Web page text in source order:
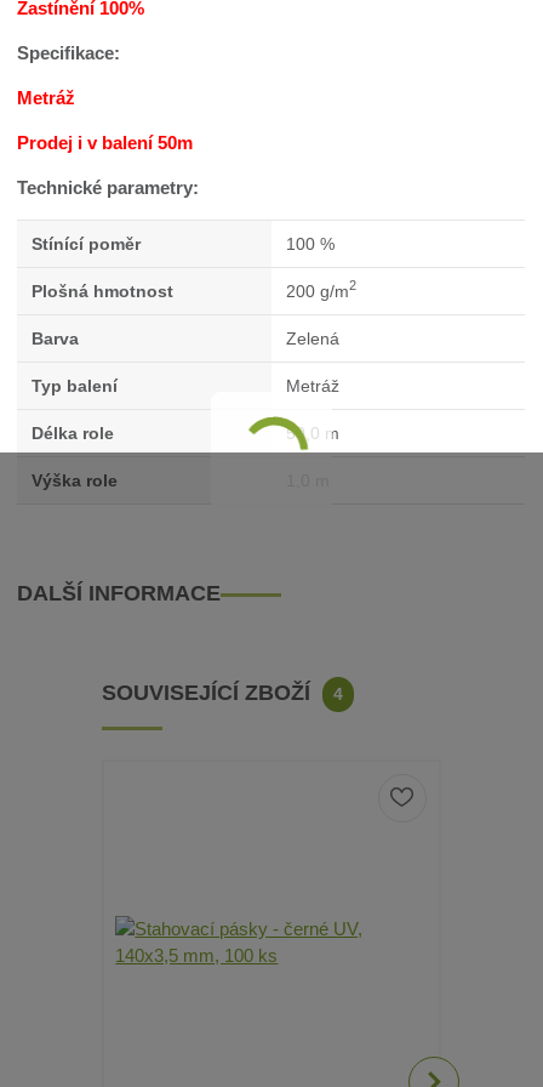
Zastínění 100%
Specifikace:
Metráž
Prodej i v balení 50m
Technické parametry:
Stínící poměr 100 %
Plošná hmotnost 200 g/m2
Barva Zelená
Typ balení Metráž
Délka role 50,0 m
Výška role
DALŠÍ INFORMACE
SOUVISEJÍCÍ ZBOŽÍ 4